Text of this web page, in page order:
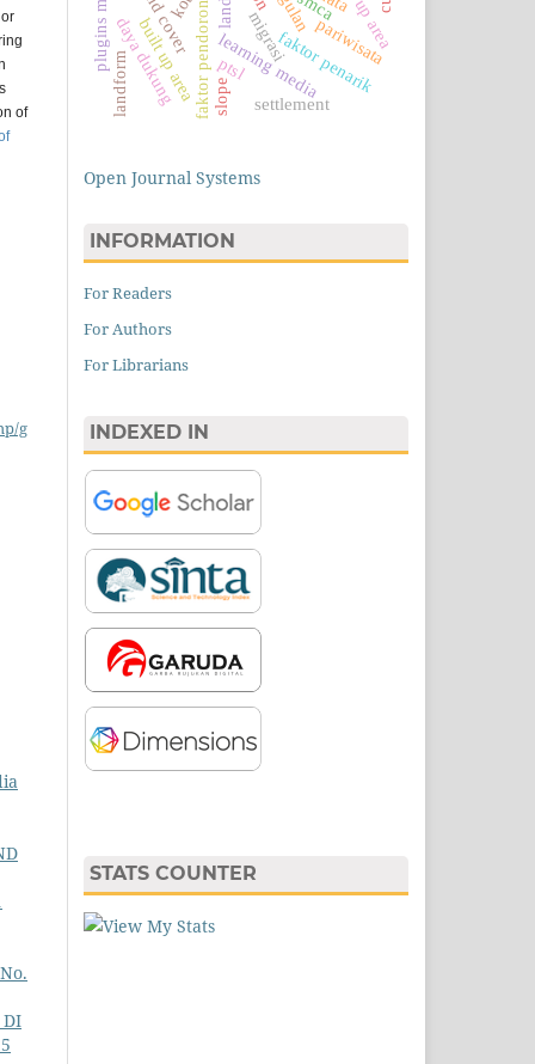
of
g
DI
learning media
migrasi
faktor pendorong faktor penarik
ptsl
land cover
built up area
daya dukung pariwisata
landform slope settlement
Open Journal Systems
INFORMATION
For Readers
For Authors
For Librarians
INDEXED IN
STATS COUNTER